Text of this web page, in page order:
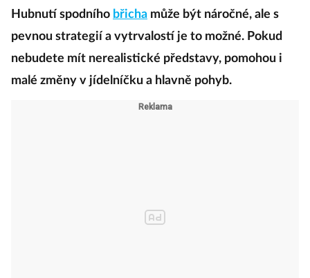
Hubnutí spodního břicha může být náročné, ale s
pevnou strategií a vytrvalostí je to možné. Pokud
nebudete mít nerealistické představy, pomohou i
malé změny v jídelníčku a hlavně pohyb.